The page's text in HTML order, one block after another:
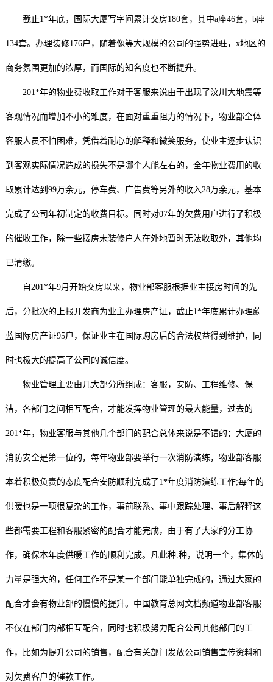
截止1*年底，国际大厦写字间累计交房180套，其中a座46套，b座
134套。办理装修176户，随着像等大规模的公司的强势进驻，x地区的
商务氛围更加的浓厚，而国际的知名度也不断提升。
201*年的物业费收取工作对于客服来说由于出现了汶川大地震等
客观情况而增加不小的难度，在面对重重阻力的情况下，物业部全体
客服人员不怕困难，凭借着耐心的解释和微笑服务，使业主逐步认识
到客观实际情况造成的损失不是哪个人能左右的，全年物业费用的收
取累计达到99万余元，停车费、广告费等另外的收入28万余元，基本
完成了公司年初制定的收费目标。同时对07年的欠费用户进行了积极
的催收工作，除一些接房未装修户人在外地暂时无法收取外，其他均
已清缴。
自201*年9月开始交房以来，物业部客服根据业主接房时间的先
后，分批次的上报开发商为业主办理房产证，截止1*年底累计办理蔚
蓝国际房产证95户，保证业主在国际购房后的合法权益得到维护，同
时也极大的提高了公司的诚信度。
物业管理主要由几大部分所组成：客服，安防、工程维修、保
洁，各部门之间相互配合，才能发挥物业管理的最大能量，过去的
201*年，物业客服与其他几个部门的配合总体来说是不错的：大厦的
消防安全是第一位的，每年物业部要举行一次消防演练，物业部客服
本着积极负责的态度配合安防顺利完成了1*年度消防演练工作;每年的
供暖也是一项很复杂的工作，事前联系、事中跟踪处理、事后解释这
些都需要工程和客服紧密的配合才能完成，由于有了大家的分工协
作，确保本年度供暖工作的顺利完成。凡此种.种，说明一个，集体的
力量是强大的，任何工作不是某一个部门能单独完成的，通过大家的
配合才会有物业部的慢慢的提升。中国教育总网文档频道物业部客服
不仅在部门内部相互配合，同时也积极努力配合公司其他部门的工
作，比如为提升公司的销售，配合有关部门发放公司销售宣传资料和
对欠费客户的催款工作。